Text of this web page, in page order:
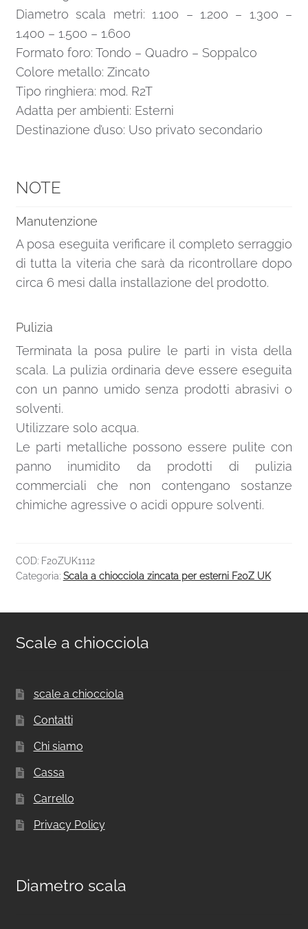
Diametro scala metri: 1.100 – 1.200 – 1.300 –
1.400 – 1.500 – 1.600
Formato foro: Tondo – Quadro – Soppalco
Colore metallo: Zincato
Tipo ringhiera: mod. R2T
Adatta per ambienti: Esterni
Destinazione d’uso: Uso privato secondario
NOTE
Manutenzione
A posa eseguita verificare il completo serraggio
di tutta la viteria che sarà da ricontrollare dopo
circa 6 mesi dalla installazione del prodotto.
Pulizia
Terminata la posa pulire le parti in vista della
scala. La pulizia ordinaria deve essere eseguita
con un panno umido senza prodotti abrasivi o
solventi.
Utilizzare solo acqua.
Le parti metalliche possono essere pulite con
panno inumidito da prodotti di pulizia
commerciali che non contengano sostanze
chimiche agressive o acidi oppure solventi.
COD: F20ZUK1112
Categoria: Scala a chiocciola zincata per esterni F20Z UK
Scale a chiocciola
scale a chiocciola
Contatti
Chi siamo
Cassa
Carrello
Privacy Policy
Diametro scala